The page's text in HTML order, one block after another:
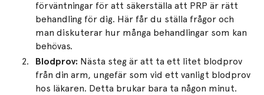
förväntningar för att säkerställa att PRP är rätt
behandling för dig. Här får du ställa frågor och
man diskuterar hur många behandlingar som kan
behövas.
Blodprov: Nästa steg är att ta ett litet blodprov
från din arm, ungefär som vid ett vanligt blodprov
hos läkaren. Detta brukar bara ta någon minut.